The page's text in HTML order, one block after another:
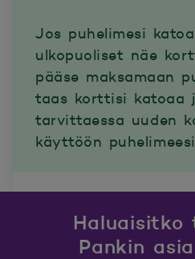
Jos puhelimesi
ulkopuoliset näe
pääse maksamaan
taas korttisi katoaa
tarvittaessa uuden
käyttöön
Haluaisitko
Pankin